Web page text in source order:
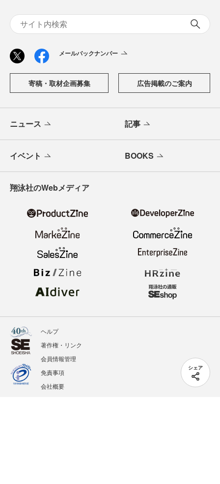
シェア
メールバックナンバー
寄稿・取材企画募集 広告掲載のご案内
ニュース 記事
イベント BOOKS
翔泳社のWebメディア
ヘルプ
著作権・リンク
会員情報管理
免責事項
会社概要